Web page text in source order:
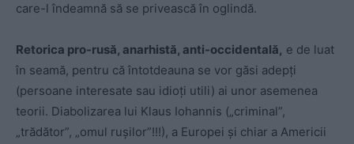
care-l îndeamnă să se privească în oglindă.
Retorica pro-rusă, anarhistă, anti-occidentală, e de luat
în seamă, pentru că întotdeauna se vor găsi adepți
(persoane interesate sau idioți utili) ai unor asemenea
teorii. Diabolizarea lui Klaus Iohannis („criminal”,
„trădător”, „omul rușilor”!!!), a Europei și chiar a Americii